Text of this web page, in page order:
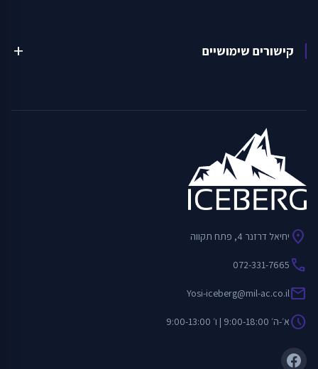
קישורים שימושיים add
location_on יחיאל דרזנר 4, פתח תקווה
call
072-331-7665
mail
Yosi-iceberg@mil-ac.co.il
scheduleא׳-ה׳ 9:00-18:00 | ו׳ 9:00-13:00